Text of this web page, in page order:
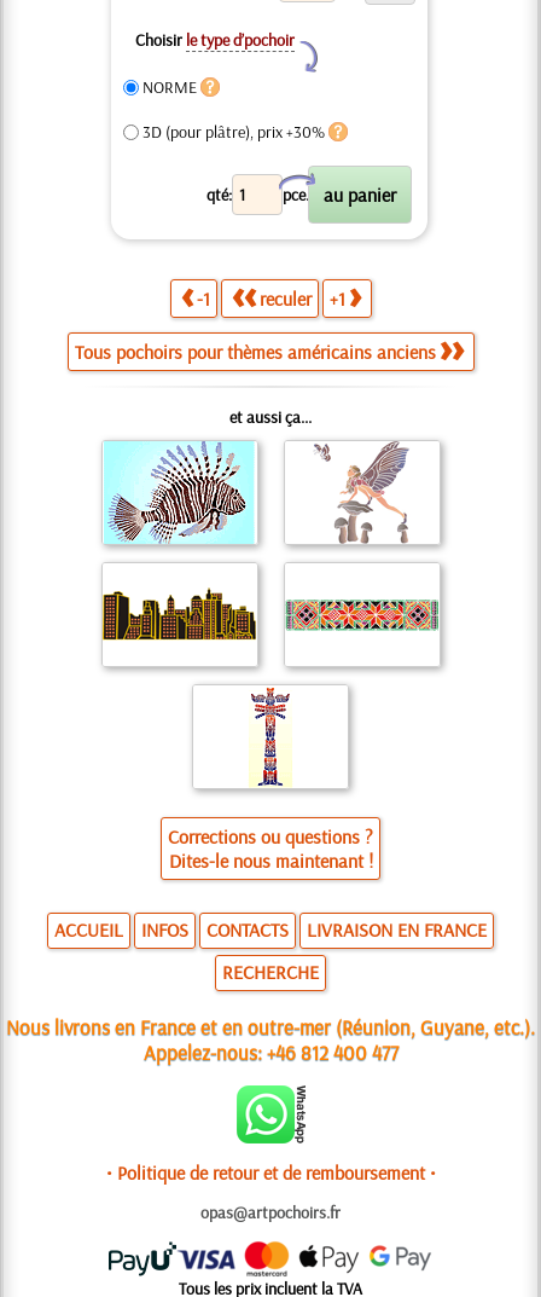
Choisir le type d’pochoir
Y
NORME
3D (pour plâtre), prix +30%
qté: pce.
X
-1 reculer +1
Tous pochoirs pour thèmes américains anciens
et aussi ça...
Corrections ou questions ?
Dites-le nous maintenant !
ACCUEIL INFOS CONTACTS
LIVRAISON EN FRANCE
RECHERCHE
Nous livrons en France et en outre-mer (Réunion, Guyane, etc.).
Appelez-nous:+46 812 400 477
• Politique de retour et de remboursement •
opas@artpochoirs.fr
Tous les prix incluent la TVA